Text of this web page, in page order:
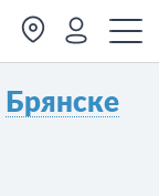
Брянске